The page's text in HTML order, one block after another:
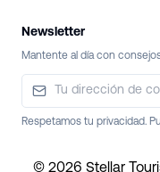
Newsletter
Mantente al día con
Respetamos tu privacidad.
© 2026 Stellar